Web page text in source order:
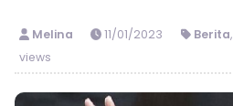
Melina 11/01/2023 Berita,
views